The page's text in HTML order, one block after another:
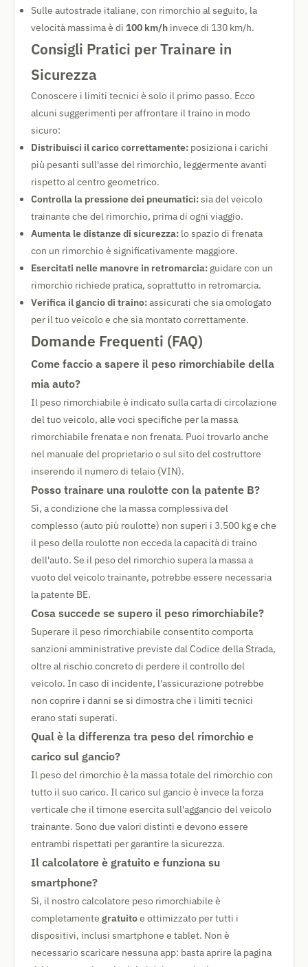
Sulle autostrade italiane, con rimorchio al seguito, la
velocità massima è di 100 km/h invece di 130 km/h.
Consigli Pratici per Trainare in
Sicurezza
Conoscere i limiti tecnici è solo il primo passo. Ecco
alcuni suggerimenti per affrontare il traino in modo
sicuro:
Distribuisci il carico correttamente: posiziona i carichi
più pesanti sull'asse del rimorchio, leggermente avanti
rispetto al centro geometrico.
Controlla la pressione dei pneumatici:sia del veicolo
trainante che del rimorchio, prima di ogni viaggio.
Aumenta le distanze di sicurezza: lo spazio di frenata
con un rimorchio è significativamente maggiore.
Esercitati nelle manovre in retromarcia: guidare con un
rimorchio richiede pratica, soprattutto in retromarcia.
Verifica il gancio di traino:assicurati che sia omologato
per il tuo veicolo e che sia montato correttamente.
Domande Frequenti (FAQ)
Come faccio a sapere il peso rimorchiabile della
mia auto?
Il peso rimorchiabile è indicato sulla carta di circolazione
del tuo veicolo, alle voci specifiche per la massa
rimorchiabile frenata e non frenata. Puoi trovarlo anche
nel manuale del proprietario o sul sito del costruttore
inserendo il numero di telaio (VIN).
Posso trainare una roulotte con la patente B?
Sì, a condizione che la massa complessiva del
complesso (auto più roulotte) non superi i 3.500 kg e che
il peso della roulotte non ecceda la capacità di traino
dell'auto. Se il peso del rimorchio supera la massa a
vuoto del veicolo trainante, potrebbe essere necessaria
la patente BE.
Cosa succede se supero il peso rimorchiabile?
Superare il peso rimorchiabile consentito comporta
sanzioni amministrative previste dal Codice della Strada,
oltre al rischio concreto di perdere il controllo del
veicolo. In caso di incidente, l'assicurazione potrebbe
non coprire i danni se si dimostra che i limiti tecnici
erano stati superati.
Qual è la differenza tra peso del rimorchio e
carico sul gancio?
Il peso del rimorchio è la massa totale del rimorchio con
tutto il suo carico. Il carico sul gancio è invece la forza
verticale che il timone esercita sull'aggancio del veicolo
trainante. Sono due valori distinti e devono essere
entrambi rispettati per garantire la sicurezza.
Il calcolatore è gratuito e funziona su
smartphone?
Sì, il nostro calcolatore peso rimorchiabile è
completamente gratuitoe ottimizzato per tutti i
dispositivi, inclusi smartphone e tablet. Non è
necessario scaricare nessuna app: basta aprire la pagina